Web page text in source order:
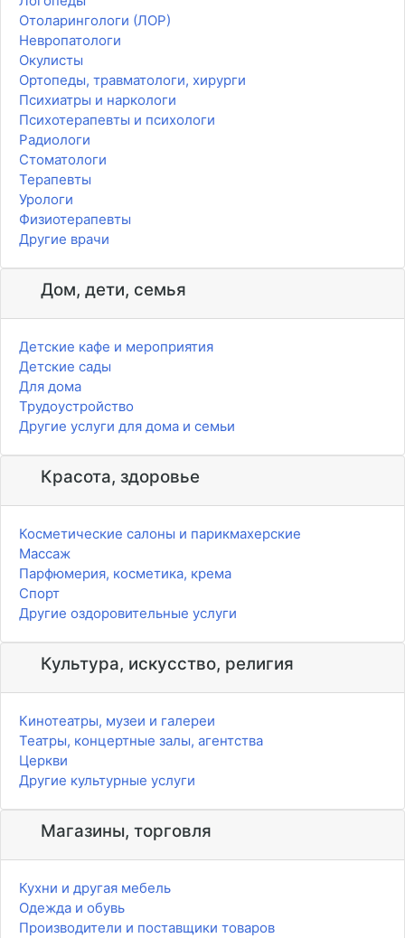
Отоларингологи (ЛОР)
Невропатологи
Окулисты
Ортопеды, травматологи, хирурги
Психиатры и наркологи
Психотерапевты и психологи
Радиологи
Стоматологи
Терапевты
Урологи
Физиотерапевты
Другие врачи
Дом, дети, семья
Детские кафе и мероприятия
Детские сады
Для дома
Трудоустройство
Другие услуги для дома и семьи
Красота, здоровье
Косметические салоны и парикмахерские
Массаж
Парфюмерия, косметика, крема
Спорт
Другие оздоровительные услуги
Культура, искусство, религия
Кинотеатры, музеи и галереи
Театры, концертные залы, агентства
Церкви
Другие культурные услуги
Магазины, торговля
Кухни и другая мебель
Одежда и обувь
Производители и поставщики товаров